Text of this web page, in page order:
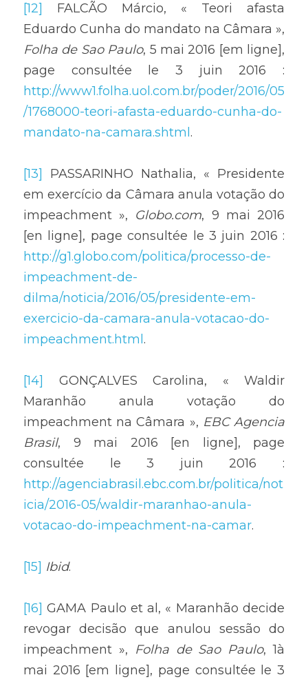
[12]
FALCÃO Márcio, « Teori afasta
Folha de Sao Paulo, 5 mai 2016 [em ligne],
http://www1.folha.uol.com.br/poder/2016/05
/1768000-teori-afasta-eduardo-cunha-do-
mandato-na-camara.shtml .
[13]
PASSARINHO Nathalia, « Presidente
em exercício da Câmara anula votação do
impeachment », Globo.com, 9 mai 2016
http://g1.globo.com/politica/processo-de-
impeachment-de-
dilma/noticia/2016/05/presidente-em-
exercicio-da-camara-anula-votacao-do-
impeachment.html .
[14]
GONÇALVES Carolina, « Waldir
Maranhão anula votação do
impeachment na Câmara », EBC Agencia
Brasil, 9 mai 2016 [en ligne], page
http://agenciabrasil.ebc.com.br/politica/not
icia/2016-05/waldir-maranhao-anula-
votacao-do-impeachment-na-camar.
[15] Ibid.
[16] GAMA Paulo et al, « Maranhão decide
revogar decisão que anulou sessão do
impeachment », Folha de Sao Paulo, 1à
mai 2016 [em ligne], page consultée le 3